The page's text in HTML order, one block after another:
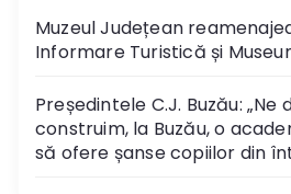
Muzeul Județean
Informare Turistică și
Președintele C.J. Buzău: „Ne
construim, la Buzău, o
să ofere șanse copiilor din